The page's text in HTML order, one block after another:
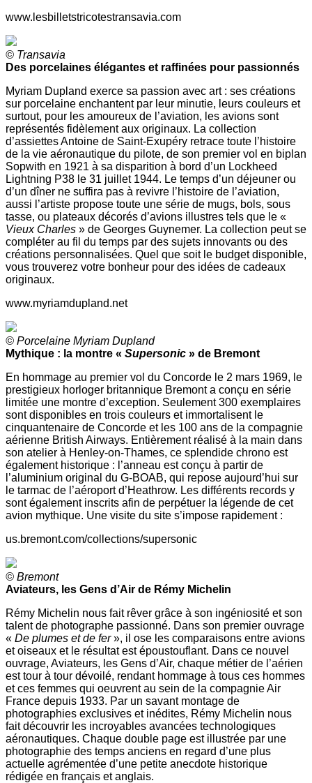
www.lesbilletstricotestransavia.com
© Transavia
Des porcelaines élégantes et raffinées pour passionnés
Myriam Dupland exerce sa passion avec art : ses créations
sur porcelaine enchantent par leur minutie, leurs couleurs et
surtout, pour les amoureux de l’aviation, les avions sont
représentés fidèlement aux originaux. La collection
d’assiettes Antoine de Saint-Exupéry retrace toute l’histoire
de la vie aéronautique du pilote, de son premier vol en biplan
Sopwith en 1921 à sa disparition à bord d’un Lockheed
Lightning P38 le 31 juillet 1944. Le temps d’un déjeuner ou
d’un dîner ne suffira pas à revivre l’histoire de l’aviation,
aussi l’artiste propose toute une série de mugs, bols, sous
tasse, ou plateaux décorés d’avions illustres tels que le «
Vieux Charles » de Georges Guynemer. La collection peut se
compléter au fil du temps par des sujets innovants ou des
créations personnalisées. Quel que soit le budget disponible,
vous trouverez votre bonheur pour des idées de cadeaux
originaux.
www.myriamdupland.net
© Porcelaine Myriam Dupland
Mythique : la montre « Supersonic » de Bremont
En hommage au premier vol du Concorde le 2 mars 1969, le
prestigieux horloger britannique Bremont a conçu en série
limitée une montre d’exception. Seulement 300 exemplaires
sont disponibles en trois couleurs et immortalisent le
cinquantenaire de Concorde et les 100 ans de la compagnie
aérienne British Airways. Entièrement réalisé à la main dans
son atelier à Henley-on-Thames, ce splendide chrono est
également historique : l’anneau est conçu à partir de
l’aluminium original du G-BOAB, qui repose aujourd’hui sur
le tarmac de l’aéroport d’Heathrow. Les différents records y
sont également inscrits afin de perpétuer la légende de cet
avion mythique. Une visite du site s’impose rapidement :
us.bremont.com/collections/supersonic
© Bremont
Aviateurs, les Gens d’Air de Rémy Michelin
Rémy Michelin nous fait rêver grâce à son ingéniosité et son
talent de photographe passionné. Dans son premier ouvrage
« De plumes et de fer», il ose les comparaisons entre avions
et oiseaux et le résultat est époustouflant. Dans ce nouvel
ouvrage, Aviateurs, les Gens d’Air, chaque métier de l’aérien
est tour à tour dévoilé, rendant hommage à tous ces hommes
et ces femmes qui oeuvrent au sein de la compagnie Air
France depuis 1933. Par un savant montage de
photographies exclusives et inédites, Rémy Michelin nous
fait découvrir les incroyables avancées technologiques
aéronautiques. Chaque double page est illustrée par une
photographie des temps anciens en regard d’une plus
actuelle agrémentée d’une petite anecdote historique
rédigée en français et anglais.